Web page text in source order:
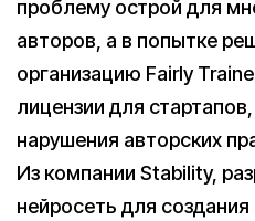
проблему острой для
авторов, а в попытке
организацию Fairly
лицензии для
нарушения авторских
Из компании Stability,
нейросеть для